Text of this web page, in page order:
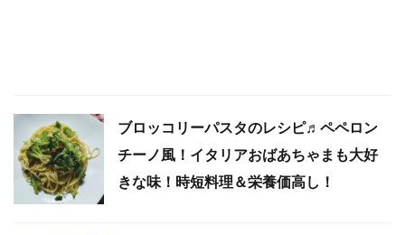
ブロッコリーパスタのレシピ♬ペペロン
チーノ風！イタリアおばあちゃまも大好
きな味！時短料理＆栄養価高し！